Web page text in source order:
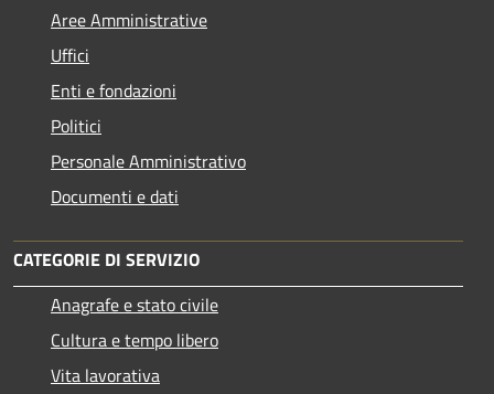
Aree Amministrative
Uffici
Enti e fondazioni
Politici
Personale Amministrativo
Documenti e dati
CATEGORIE DI SERVIZIO
Anagrafe e stato civile
Cultura e tempo libero
Vita lavorativa